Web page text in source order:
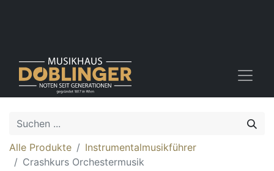
Alle Produkte
Instrumentalmusikführer
Crashkurs Orchestermusik